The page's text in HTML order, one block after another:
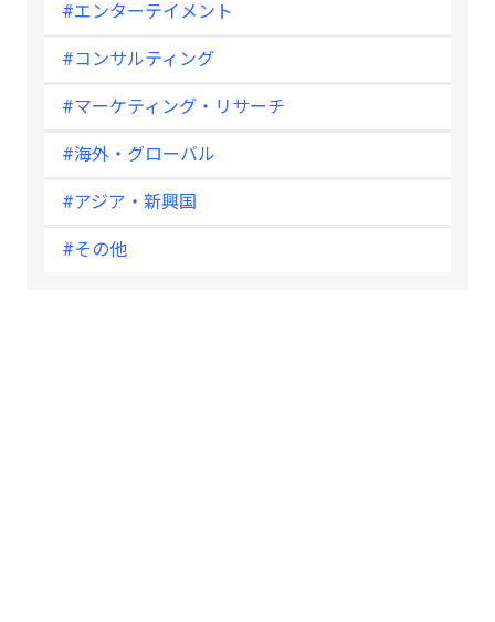
#エンターテイメント
#コンサルティング
#マーケティング・リサーチ
#海外・グローバル
#アジア・新興国
#その他